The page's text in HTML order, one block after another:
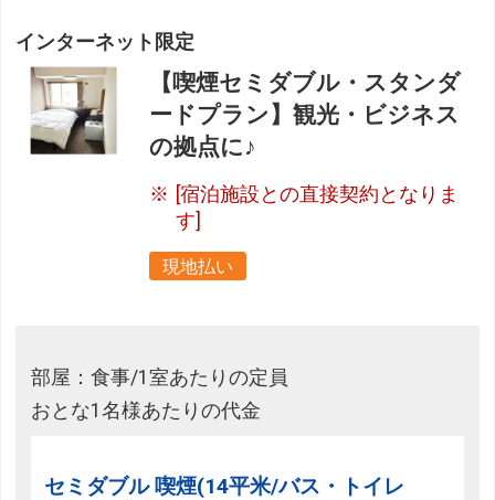
インターネット限定
【喫煙セミダブル・スタンダ
ードプラン】観光・ビジネス
の拠点に♪
[宿泊施設との直接契約となりま
す]
現地払い
部屋：食事/1室あたりの定員
おとな1名様あたりの代金
セミダブル 喫煙(14平米/バス・トイレ